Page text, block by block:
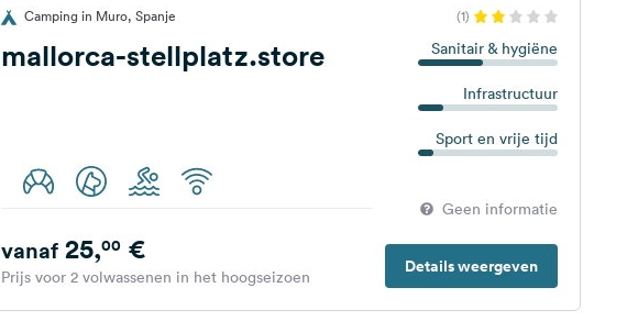
Camping in Muro, Spanje (1)
mallorca-stellplatz.store Sanitair & hygiëne
Infrastructuur
Sport en vrije tijd
Geen informatie
Details weergeven
vanaf25,00€
Prijs voor 2 volwassenen in het hoogseizoen